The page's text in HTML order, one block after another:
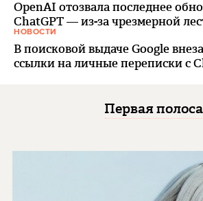
OpenAI отозвала последнее
ChatGPT — из-за чрезмерной
НОВОСТИ
В поисковой выдаче Google
ссылки на личные переписки с
Первая полоса